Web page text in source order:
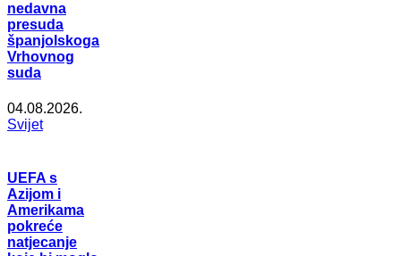
nedavna
presuda
španjolskoga
Vrhovnog
suda
04.08.2026.
Svijet
UEFA s
Azijom i
Amerikama
pokreće
natjecanje